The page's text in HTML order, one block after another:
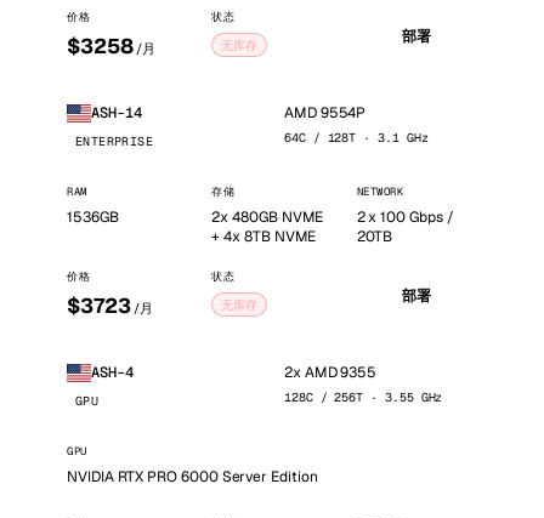
价格
$3258 /月
状态
无库存 部署
ASH-14
ENTERPRISE
AMD 9554P
64C / 128T · 3.1 GHz
RAM
1536GB
存储
2x 480GB NVME
+ 4x 8TB NVME
NETWORK
2 x 100 Gbps /
20TB
价格
$3723 /月
状态
无库存 部署
ASH-4
GPU
2x AMD 9355
128C / 256T · 3.55 GHz
GPU
NVIDIA RTX PRO 6000 Server Edition